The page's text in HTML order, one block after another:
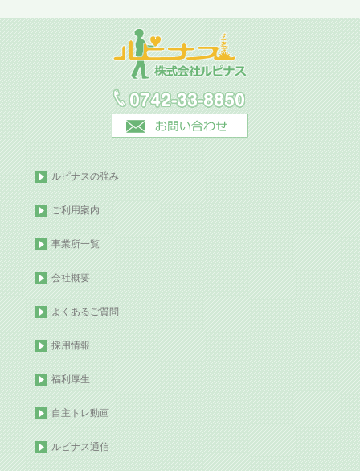
ルピナスの強み
ご利用案内
事業所一覧
会社概要
よくあるご質問
採用情報
福利厚生
自主トレ動画
ルピナス通信